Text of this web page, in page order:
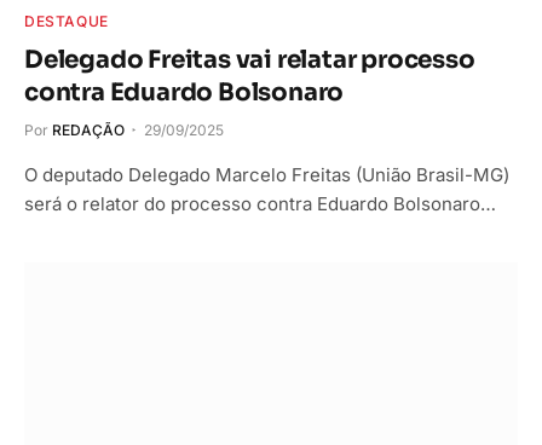
DESTAQUE
Delegado Freitas vai relatar processo
contra Eduardo Bolsonaro
Por REDAÇÃO 29/09/2025
O deputado Delegado Marcelo Freitas (União Brasil-MG)
será o relator do processo contra Eduardo Bolsonaro…